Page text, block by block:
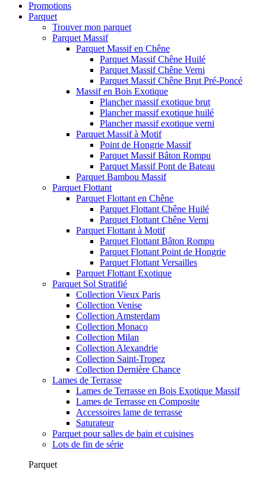
Promotions
Parquet
Trouver mon parquet
Parquet Massif
Parquet Massif en Chêne
Parquet Massif Chêne Huilé
Parquet Massif Chêne Verni
Parquet Massif Chêne Brut Pré-Poncé
Massif en Bois Exotique
Plancher massif exotique brut
Plancher massif exotique huilé
Plancher massif exotique verni
Parquet Massif à Motif
Point de Hongrie Massif
Parquet Massif Bâton Rompu
Parquet Massif Pont de Bateau
Parquet Bambou Massif
Parquet Flottant
Parquet Flottant en Chêne
Parquet Flottant Chêne Huilé
Parquet Flottant Chêne Verni
Parquet Flottant à Motif
Parquet Flottant Bâton Rompu
Parquet Flottant Point de Hongrie
Parquet Flottant Versailles
Parquet Flottant Exotique
Parquet Sol Stratifié
Collection Vieux Paris
Collection Venise
Collection Amsterdam
Collection Monaco
Collection Milan
Collection Alexandrie
Collection Saint-Tropez
Collection Dernière Chance
Lames de Terrasse
Lames de Terrasse en Bois Exotique Massif
Lames de Terrasse en Composite
Accessoires lame de terrasse
Saturateur
Parquet pour salles de bain et cuisines
Lots de fin de série
Parquet